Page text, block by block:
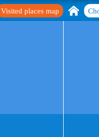
Visited places map